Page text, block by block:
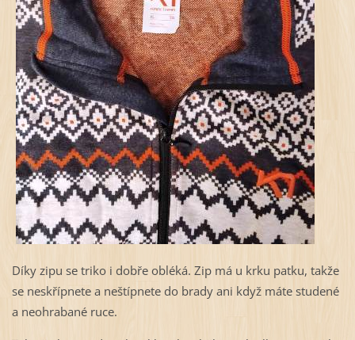
Díky zipu se triko i dobře obléká. Zip má u krku patku, takže
se neskřípnete a neštípnete do brady ani když máte studené
a neohrabané ruce.